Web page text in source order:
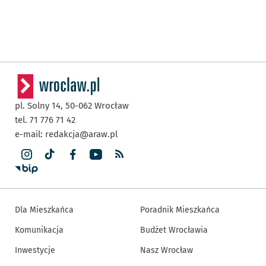
pl. Solny 14, 50-062 Wrocław
tel. 71 776 71 42
e-mail: redakcja@araw.pl
Dla Mieszkańca
Komunikacja
Inwestycje
Poradnik Mieszkańca
Budżet Wrocławia
Nasz Wrocław